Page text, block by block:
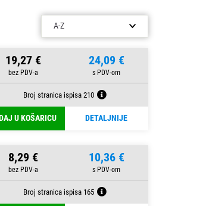
19,27 € 24,09 €
Broj stranica ispisa 210
U KOŠARICU DETALJNIJE
8,29 € 10,36 €
Broj stranica ispisa 165